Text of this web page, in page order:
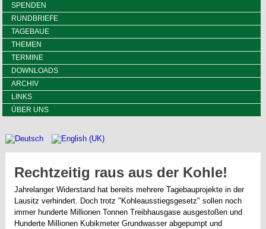
SPENDEN
RUNDBRIEFE
TAGEBAUE
THEMEN
TERMINE
DOWNLOADS
ARCHIV
LINKS
ÜBER UNS
Rechtzeitig raus aus der Kohle!
Jahrelanger Widerstand hat bereits mehrere Tagebauprojekte in der
Lausitz verhindert. Doch trotz "Kohleausstiegsgesetz" sollen noch
immer hunderte Millionen Tonnen Treibhausgase ausgestoßen und
Hunderte Millionen Kubikmeter Grundwasser abgepumpt und